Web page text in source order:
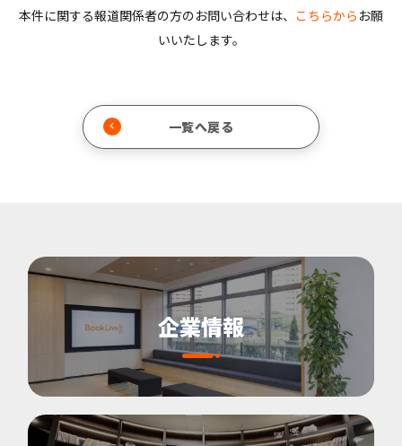
本件に関する報道関係者の方のお問い合わせは、 こちらから お願
いいたします。
一覧へ戻る
企業情報